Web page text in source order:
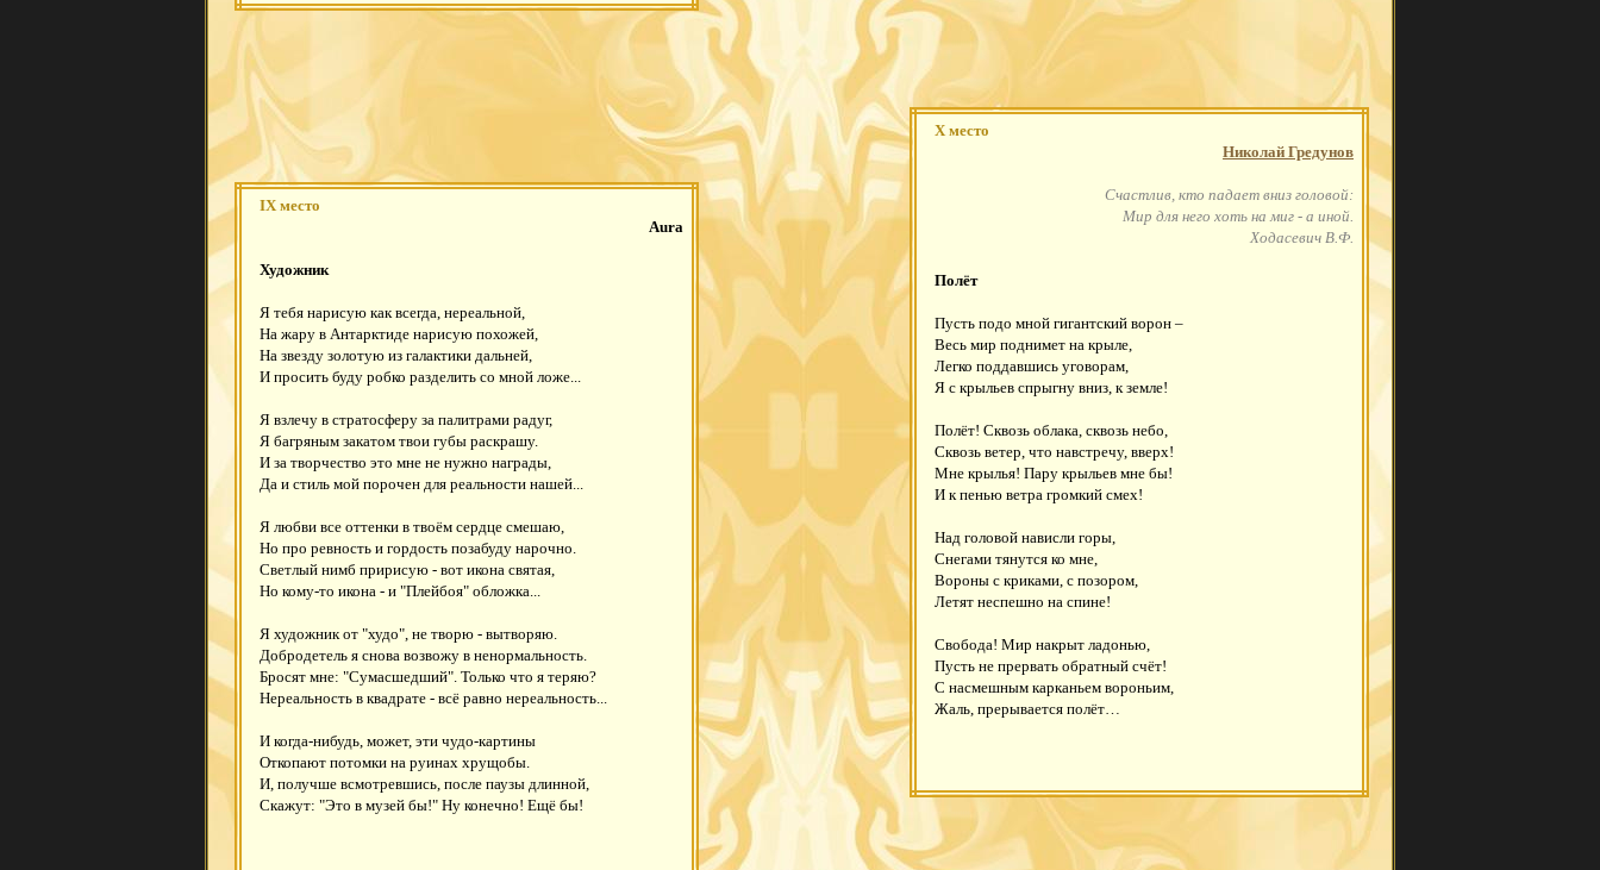
IX место
Aura
Художник
Я тебя нарисую как всегда, нереальной,
На жару в Антарктиде нарисую похожей,
На звезду золотую из галактики дальней,
И просить буду робко разделить со мной ложе...
Я взлечу в стратосферу за палитрами радуг,
Я багряным закатом твои губы раскрашу.
И за творчество это мне не нужно награды,
Да и стиль мой порочен для реальности нашей...
Я любви все оттенки в твоём сердце смешаю,
Но про ревность и гордость позабуду нарочно.
Светлый нимб пририсую - вот икона святая,
Но кому-то икона - и "Плейбоя" обложка...
Я художник от "худо", не творю - вытворяю.
Добродетель я снова возвожу в ненормальность.
Бросят мне: "Сумасшедший". Только что я теряю?
Нереальность в квадрате - всё равно нереальность...
И когда-нибудь, может, эти чудо-картины
Откопают потомки на руинах хрущобы.
И, получше всмотревшись, после паузы длинной,
Скажут: "Это в музей бы!" Ну конечно! Ещё бы!
X место
Николай Гредунов
Счастлив, кто падает вниз головой:
Мир для него хоть на миг - а иной.
Ходасевич В.Ф.
Полёт
Пусть подо мной гигантский ворон –
Весь мир поднимет на крыле,
Легко поддавшись уговорам,
Я с крыльев спрыгну вниз, к земле!
Полёт! Сквозь облака, сквозь небо,
Сквозь ветер, что навстречу, вверх!
Мне крылья! Пару крыльев мне бы!
И к пенью ветра громкий смех!
Над головой нависли горы,
Снегами тянутся ко мне,
Вороны с криками, с позором,
Летят неспешно на спине!
Свобода! Мир накрыт ладонью,
Пусть не прервать обратный счёт!
С насмешным карканьем вороньим,
Жаль, прерывается полёт…